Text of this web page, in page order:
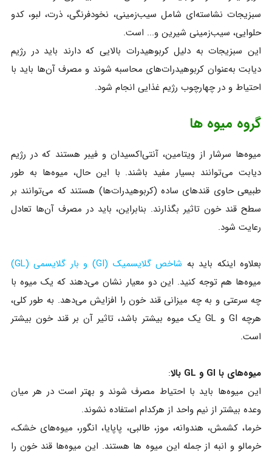
سبزیجات نشاسته‌ای شامل سیب‌زمینی، نخودفرنگی، ذرت، لبو، کدو
حلوایی، سیب‌زمینی شیرین و... است.
این سبزیجات به دلیل کربوهیدرات بالایی که دارند باید در رژیم
دیابت به‌عنوان کربوهیدرات‌های محاسبه شوند و مصرف آن‌ها باید با
احتیاط و در چهارچوب رژیم غذایی انجام شود.
گروه میوه ها
میوه‌ها سرشار از ویتامین‌، آنتی‌اکسیدان‌ و فیبر هستند که در رژیم
دیابت می‌توانند بسیار مفید باشند. با این حال، میوه‌ها به طور
طبیعی حاوی قندهای ساده (کربوهیدرات‌ها) هستند که می‌توانند بر
سطح قند خون تاثیر بگذارند. بنابراین، باید در مصرف آن‌ها تعادل
رعایت شود.
بعلاوه اینکه باید به شاخص گلایسمیک (GI) و بار گلایسمی (GL)
میوه‌ها هم توجه کنید. این دو معیار نشان می‌دهند که یک میوه با
چه سرعتی و به چه میزانی قند خون را افزایش می‌دهد. به طور کلی،
هرچه GI و GL یک میوه بیشتر باشد، تاثیر آن بر قند خون بیشتر
است.
میوه‌های با GI و GL بالا
:
این میوه‌ها باید با احتیاط مصرف شوند و بهتر است در هر میان
وعده بیشتر از نیم واحد از هرکدام استفاده نشوند.
خرما، کشمش، هندوانه، موز، طالبی، پاپایا، انگور، میوه‌های خشک،
خرمالو و انبه از جمله این میوه ها هستند. این میوه‌ها قند خون را